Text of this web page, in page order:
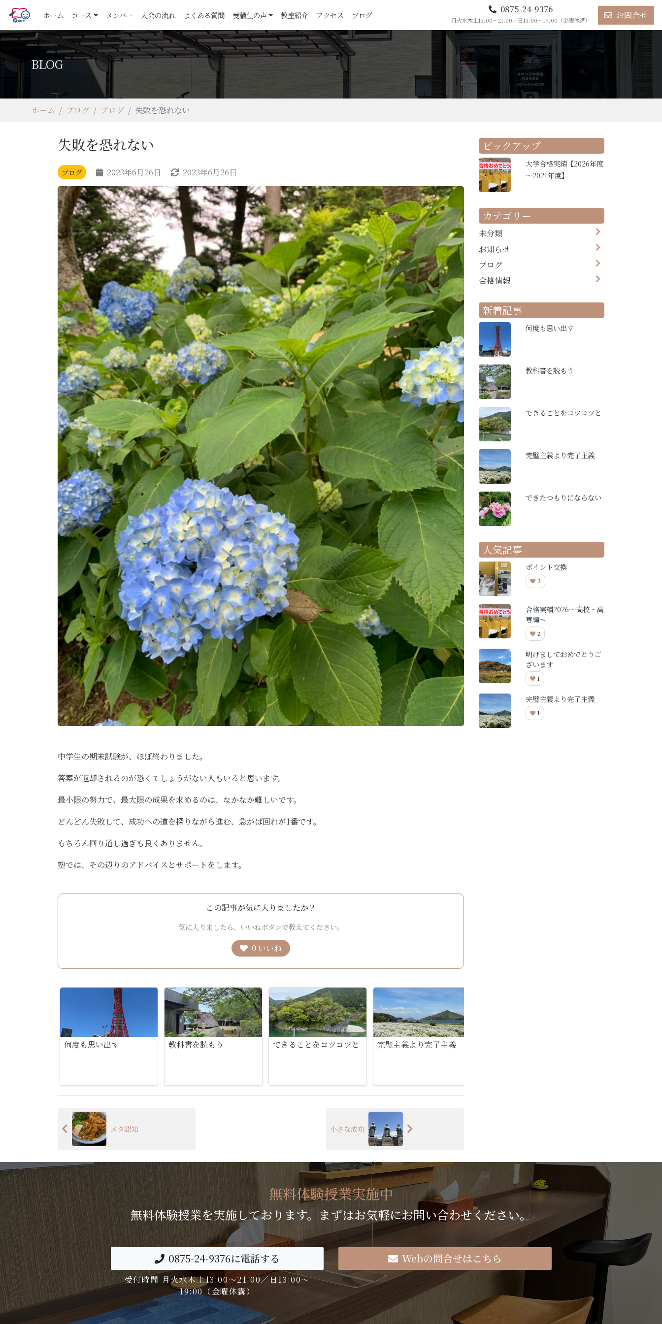
ホーム (current)
コース メンバー 入会の流れ よくある質問 受講生の声 教室紹介 アクセス ブログ
0875-24-9376
月火水木土13:00～21:00／日13:00～19:00（金曜休講） お問合せ
BLOG
ホーム ブログ ブログ 失敗を恐れない
失敗を恐れない
ブログ 2023年6月26日 2023年6月26日
中学生の期末試験が、ほぼ終わりました。
答案が返却されるのが恐くてしょうがない人もいると思います。
最小限の努力で、最大限の成果を求めるのは、なかなか難しいです。
どんどん失敗して、成功への道を探りながら進む、急がば回れが1番です。
もちろん回り道し過ぎも良くありません。
塾では、その辺りのアドバイスとサポートをします。
この記事が気に入りましたか？
気に入りましたら、いいねボタンで教えてください。
0 いいね
何度も思い出す 教科書を読もう できることをコツコツと 完璧主義より完了主義
メタ認知 小さな成功
ピックアップ
大学合格実績【2026年度
～2021年度】
カテゴリー
未分類
お知らせ
ブログ
合格情報
新着記事
何度も思い出す
教科書を読もう
できることをコツコツと
完璧主義より完了主義
できたつもりにならない
人気記事
ポイント交換
3
合格実績2026～高校・高
専編～
2
明けましておめでとうご
ざいます
1
完璧主義より完了主義
1
無料体験授業実施中
無料体験授業を実施しております。まずはお気軽にお問い合わせください。
0875-24-9376に電話する
受付時間 月火水木土13:00～21:00／日13:00～
19:00（金曜休講）
Webの問合せはこちら